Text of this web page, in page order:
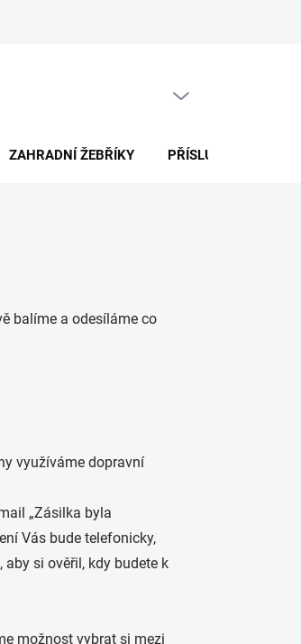
ZAHRADNÍ ŽEBŘÍKY PŘÍSLUŠENSTVÍ
balíme a odesíláme co
využíváme dopravní
„Zásilka byla
Vás bude telefonicky,
si ověřil, kdy budete k
možnost vybrat si mezi